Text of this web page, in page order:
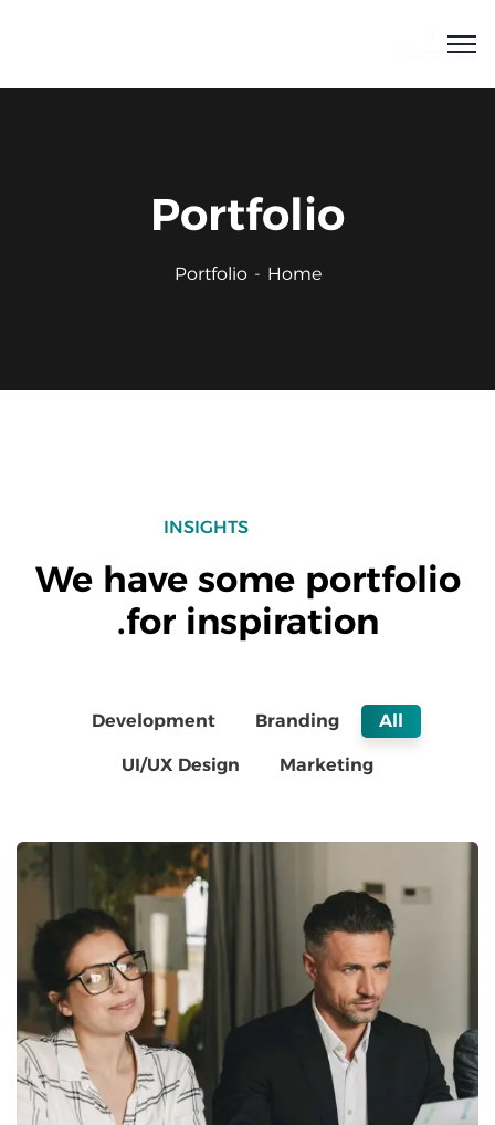
Portfolio
Home
Portfolio
INSIGHTS
We have some portfolio
for inspiration.
All
Branding
Development
Marketing
UI/UX Design